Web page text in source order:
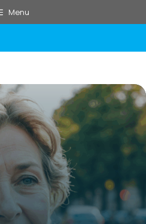
Menu